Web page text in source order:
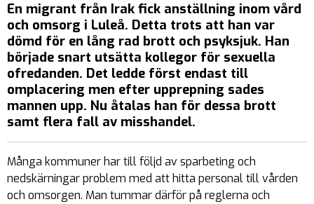
En migrant från Irak fick anställning inom vård
och omsorg i Luleå. Detta trots att han var
dömd för en lång rad brott och psyksjuk. Han
började snart utsätta kollegor för sexuella
ofredanden. Det ledde först endast till
omplacering men efter upprepning sades
mannen upp. Nu åtalas han för dessa brott
samt flera fall av misshandel.
Många kommuner har till följd av sparbeting och
nedskärningar problem med att hitta personal till vården
och omsorgen. Man tummar därför på reglerna och